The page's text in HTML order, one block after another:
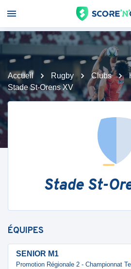
Accueil Rugby Clubs
Stade St-Orens XV
Stade St-
ÉQUIPES
SENIOR M1
Promotion Régionale 2 - Championnat